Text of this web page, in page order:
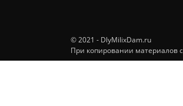
© 2021 - DlyMilixDam.ru
При копировании материалов